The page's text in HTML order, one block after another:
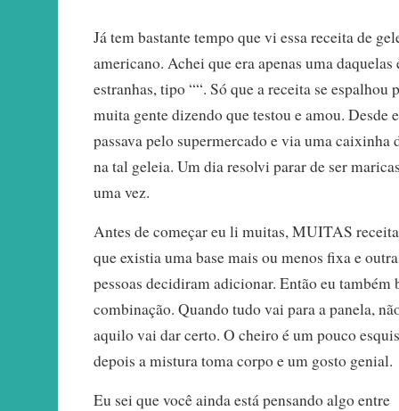
Já tem bastante tempo que vi essa receita de
americano. Achei que era apenas uma
estranhas, tipo ““. Só que a receita se espalhou
muita gente dizendo que testou e amou. Desde
passava pelo supermercado e via uma caixinha
na tal geleia. Um dia resolvi parar de ser
uma vez.
Antes de começar eu li muitas, MUITAS
que existia uma base mais ou menos fixa e
pessoas decidiram adicionar. Então eu
combinação. Quando tudo vai para a panela,
aquilo vai dar certo. O cheiro é um pouco
depois a mistura toma corpo e um gosto genial.
Eu sei que você ainda está pensando algo